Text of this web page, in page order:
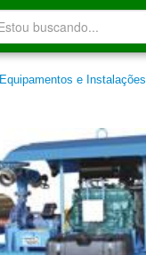
Equipamentos e Instalações